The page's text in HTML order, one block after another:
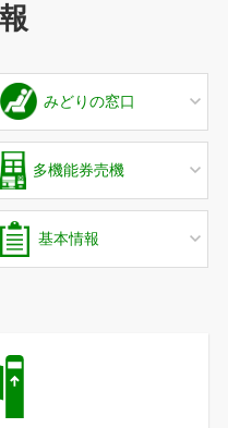
みどりの窓口
多機能券売機
基本情報